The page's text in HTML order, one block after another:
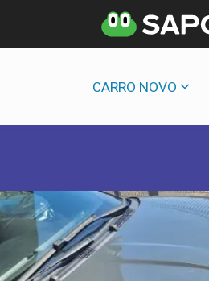
CARRO NOVO